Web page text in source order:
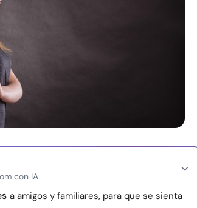
con IA
a amigos y familiares, para que se sienta